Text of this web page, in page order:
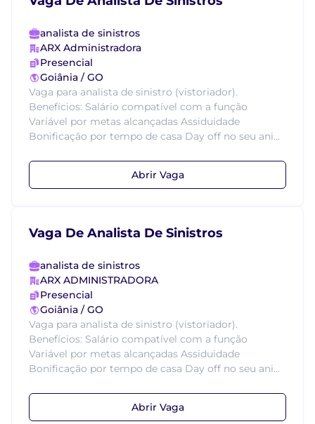
analista de sinistros
ARX Administradora
Presencial
Goiânia / GO
Vaga para analista de sinistro (vistoriador).
Benefícios: Salário compatível com a função
Variável por metas alcançadas Assiduidade
Bonificação por tempo de casa Day off no seu ani...
Abrir Vaga
Vaga De Analista De Sinistros
analista de sinistros
ARX ADMINISTRADORA
Presencial
Goiânia / GO
Vaga para analista de sinistro (vistoriador).
Benefícios: Salário compatível com a função
Variável por metas alcançadas Assiduidade
Bonificação por tempo de casa Day off no seu ani...
Abrir Vaga